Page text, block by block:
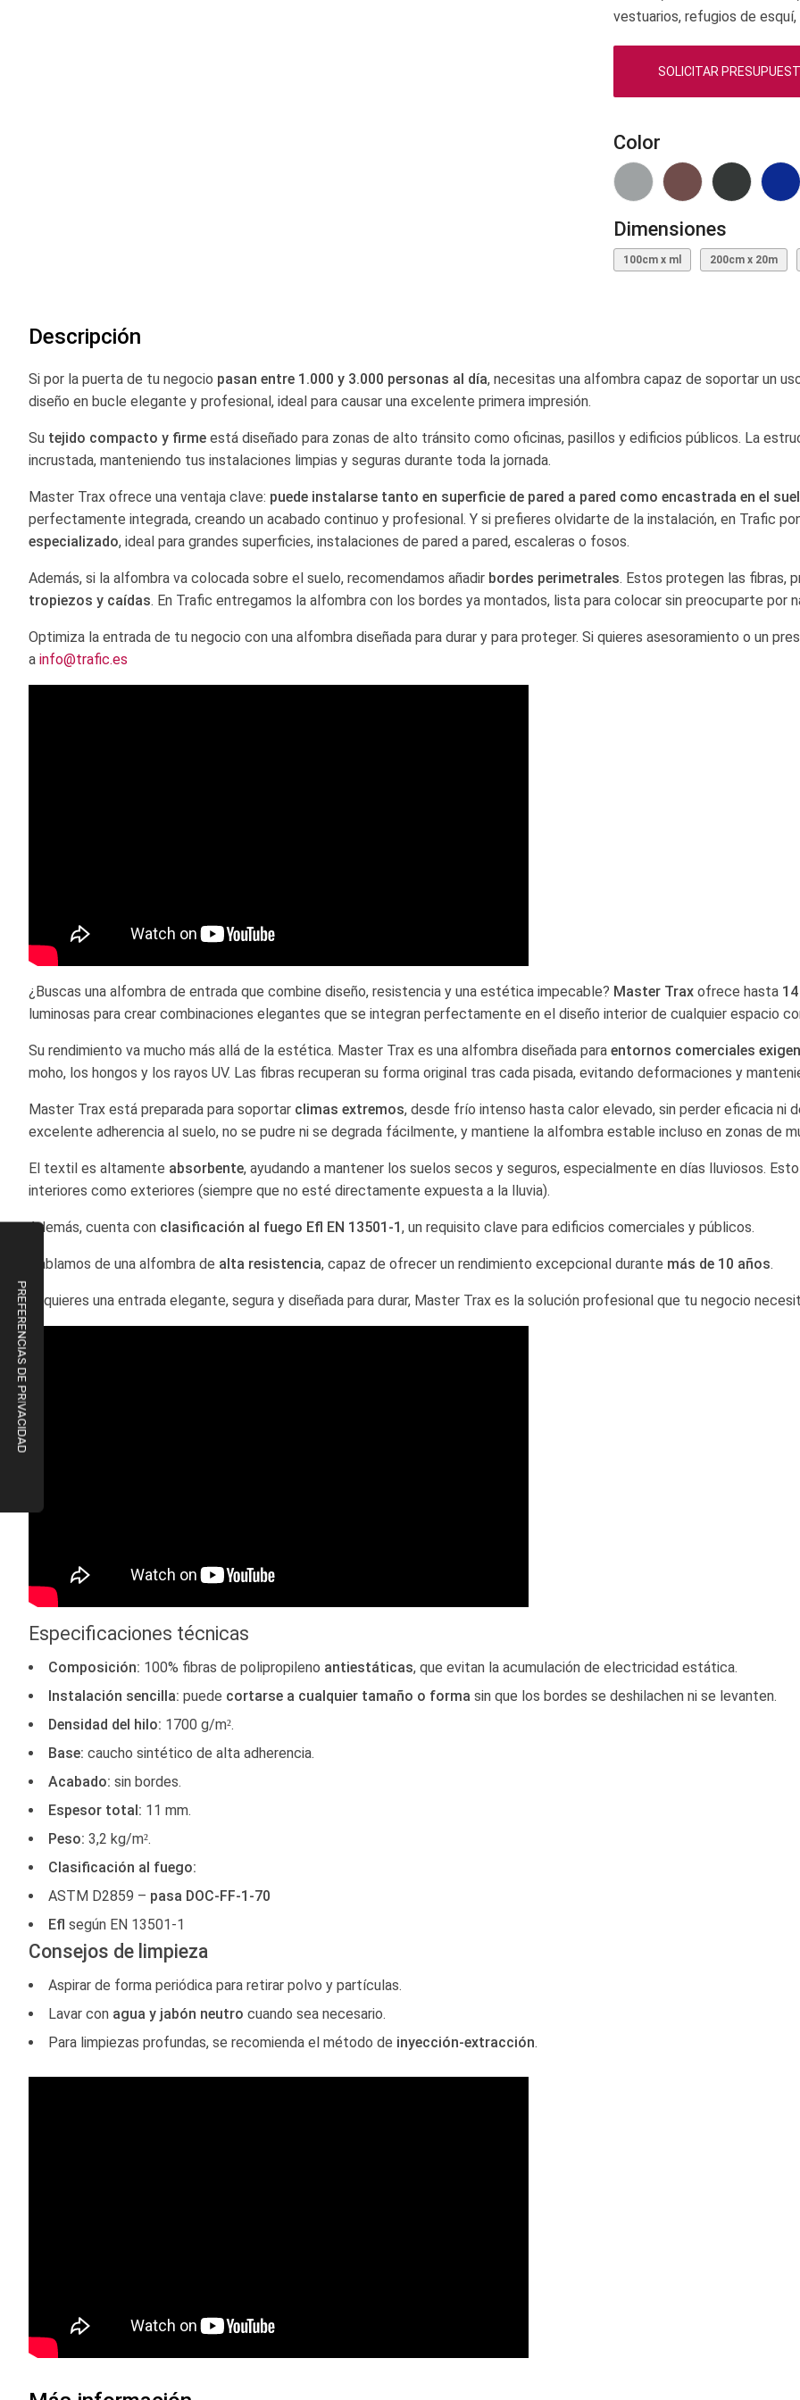
vestuarios, refugios de
SOLICITAR
Color
Dimensiones
100cm x ml 200cm x 20m
Descripción
Si por la puerta de tu negocio pasan entre 1.000 y 3.000 personas al día, necesitas una alfombra capaz de soportar un
diseño en bucle elegante y profesional, ideal para causar una excelente primera impresión.
Su tejido compacto y firme está diseñado para zonas de alto tránsito como oficinas, pasillos y edificios públicos. La
incrustada, manteniendo tus instalaciones limpias y seguras durante toda la jornada.
Master Trax ofrece una ventaja clave: puede instalarse tanto en superficie de pared a pared como encastrada en el
perfectamente integrada, creando un acabado continuo y profesional. Y si prefieres olvidarte de la instalación, en Trafic
especializado, ideal para grandes superficies, instalaciones de pared a pared, escaleras o fosos.
Además, si la alfombra va colocada sobre el suelo, recomendamos añadir bordes perimetrales. Estos protegen las fibras,
tropiezos y caídas. En Trafic entregamos la alfombra con los bordes ya montados, lista para colocar sin preocuparte por
Optimiza la entrada de tu negocio con una alfombra diseñada para durar y para proteger. Si quieres asesoramiento o un
a info@trafic.es
¿Buscas una alfombra de entrada que combine diseño, resistencia y una estética impecable? Master Trax ofrece hasta
luminosas para crear combinaciones elegantes que se integran perfectamente en el diseño interior de cualquier espacio
Su rendimiento va mucho más allá de la estética. Master Trax es una alfombra diseñada para entornos comerciales
moho, los hongos y los rayos UV. Las fibras recuperan su forma original tras cada pisada, evitando deformaciones y
Master Trax está preparada para soportar climas extremos, desde frío intenso hasta calor elevado, sin perder eficacia ni
excelente adherencia al suelo, no se pudre ni se degrada fácilmente, y mantiene la alfombra estable incluso en zonas de
El textil es altamente absorbente, ayudando a mantener los suelos secos y seguros, especialmente en días lluviosos.
interiores como exteriores (siempre que no esté directamente expuesta a la lluvia).
Además, cuenta con clasificación al fuego Efl EN 13501-1, un requisito clave para edificios comerciales y públicos.
Hablamos de una alfombra de alta resistencia, capaz de ofrecer un rendimiento excepcional durante más de 10 años.
Si quieres una entrada elegante, segura y diseñada para durar, Master Trax es la solución profesional que tu negocio
Especificaciones técnicas
Composición: 100% fibras de polipropileno antiestáticas, que evitan la acumulación de electricidad estática.
Instalación sencilla: puede cortarse a cualquier tamaño o forma sin que los bordes se deshilachen ni se levanten.
Densidad del hilo: 1700 g/m².
Base: caucho sintético de alta adherencia.
Acabado: sin bordes.
Espesor total: 11 mm.
Peso: 3,2 kg/m².
Clasificación al fuego:
ASTM D2859 – pasa DOC-FF-1-70
Efl según EN 13501-1
Consejos de limpieza
Aspirar de forma periódica para retirar polvo y partículas.
Lavar con agua y jabón neutro cuando sea necesario.
Para limpiezas profundas, se recomienda el método de inyección-extracción.